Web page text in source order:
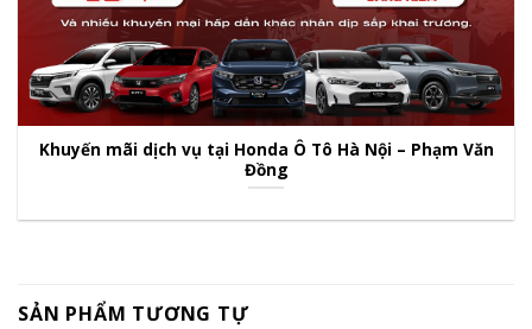
Khuyến mãi dịch vụ tại Honda Ô Tô Hà Nội – Phạm Văn
Đồng
SẢN PHẨM TƯƠNG TỰ